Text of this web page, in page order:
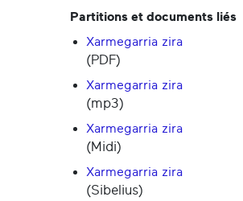
Partitions et documents liés
Xarmegarria zira
(PDF)
Xarmegarria zira
(mp3)
Xarmegarria zira
(Midi)
Xarmegarria zira
(Sibelius)